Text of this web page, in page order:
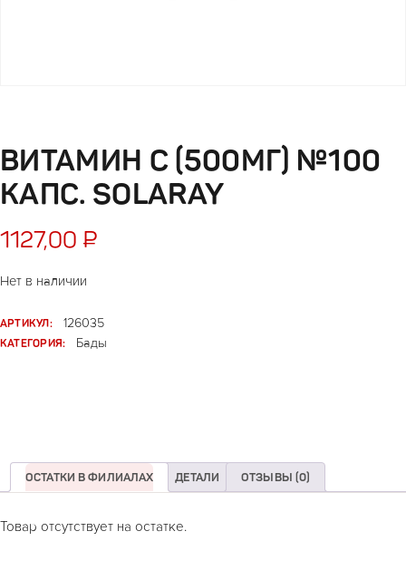
ВИТАМИН С (500МГ) №100
КАПС. SOLARAY
1127,00 ₽
Нет в наличии
АРТИКУЛ:
126035
КАТЕГОРИЯ:
Бады
ОСТАТКИ В ФИЛИАЛАХ ДЕТАЛИ ОТЗЫВЫ (0)
Товар отсутствует на остатке.